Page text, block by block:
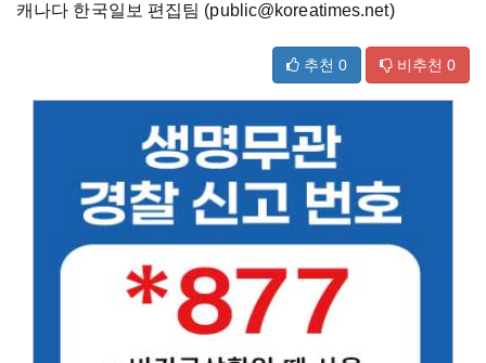
캐나다 한국일보 편집팀 (public@koreatimes.net)
추천 0 비추천 0